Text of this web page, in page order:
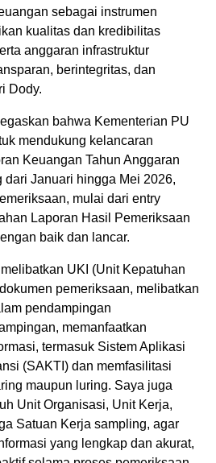
sebagai instrumen
kualitas dan kredibilitas
anggaran infrastruktur
berintegritas, dan
Dody.
bahwa Kementerian PU
mendukung kelancaran
Keuangan Tahun Anggaran
dari Januari hingga Mei 2026,
mulai dari entry
Laporan Hasil Pemeriksaan
baik dan lancar.
UKI (Unit Kepatuhan
pemeriksaan, melibatkan
pendampingan
memanfaatkan
termasuk Sistem Aplikasi
(SAKTI) dan memfasilitasi
maupun luring. Saya juga
Unit Organisasi, Unit Kerja,
Satuan Kerja sampling, agar
yang lengkap dan akurat,